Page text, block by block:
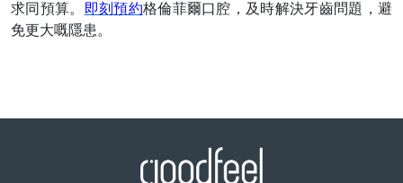
求同預算。
即刻預約格倫菲爾口腔，及時解決牙齒問題，避
免更大嘅隱患。